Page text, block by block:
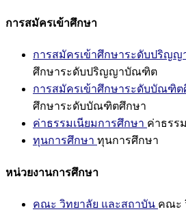
การสมัครเข้าศึกษา
การสมัครเข้าศึกษาระดับปริญ
ศึกษาระดับปริญญาบัณฑิต
การสมัครเข้าศึกษาระดับบัณฑิต
ศึกษาระดับบัณฑิตศึกษา
ค่าธรรมเนียมการศึกษา ค่าธรร
ทุนการศึกษา ทุนการศึกษา
หน่วยงานการศึกษา
คณะ วิทยาลัย และสถาบัน คณะ